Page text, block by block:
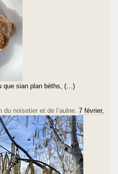
que sian plan bèths, (…)
noisetier et de l’aulne. 7 février,